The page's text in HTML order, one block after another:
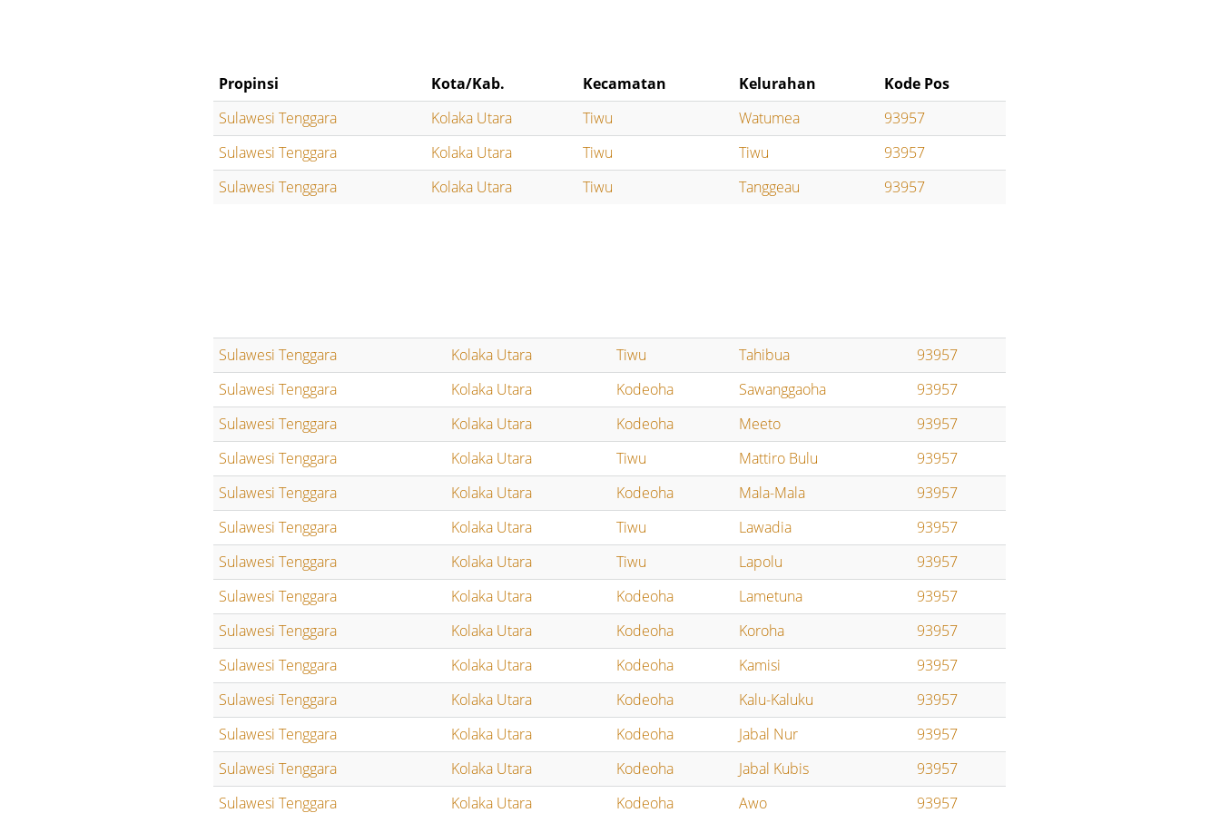
Propinsi Kota/Kab. Kecamatan Kelurahan
Kode Pos
Sulawesi Tenggara
Kolaka Utara Tiwu Watumea
93957
Sulawesi Tenggara
Kolaka Utara Tiwu Tiwu
93957
Sulawesi Tenggara
Kolaka Utara Tiwu Tanggeau 93957
Sulawesi Tenggara Kolaka Utara Tiwu Tahibua
93957
Sulawesi Tenggara
Kolaka Utara Kodeoha Sawanggaoha
93957
Sulawesi Tenggara
Kolaka Utara Kodeoha Meeto
93957
Sulawesi Tenggara
Kolaka Utara Tiwu Mattiro Bulu
93957
Sulawesi Tenggara
Kolaka Utara Kodeoha Mala-Mala
93957
Sulawesi Tenggara
Kolaka Utara Tiwu Lawadia
93957
Sulawesi Tenggara
Kolaka Utara Tiwu Lapolu
93957
Sulawesi Tenggara
Kolaka Utara Kodeoha Lametuna
93957
Sulawesi Tenggara
Kolaka Utara Kodeoha Koroha
93957
Sulawesi Tenggara
Kolaka Utara Kodeoha Kamisi
93957
Sulawesi Tenggara
Kolaka Utara Kodeoha Kalu-Kaluku
93957
Sulawesi Tenggara
Kolaka Utara Kodeoha Jabal Nur
93957
Sulawesi Tenggara
Kolaka Utara Kodeoha Jabal Kubis
93957
Sulawesi Tenggara
Kolaka Utara Kodeoha Awo 93957